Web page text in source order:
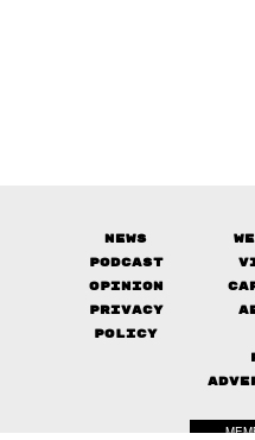
News
Podcast
Opinion
Privacy
Policy